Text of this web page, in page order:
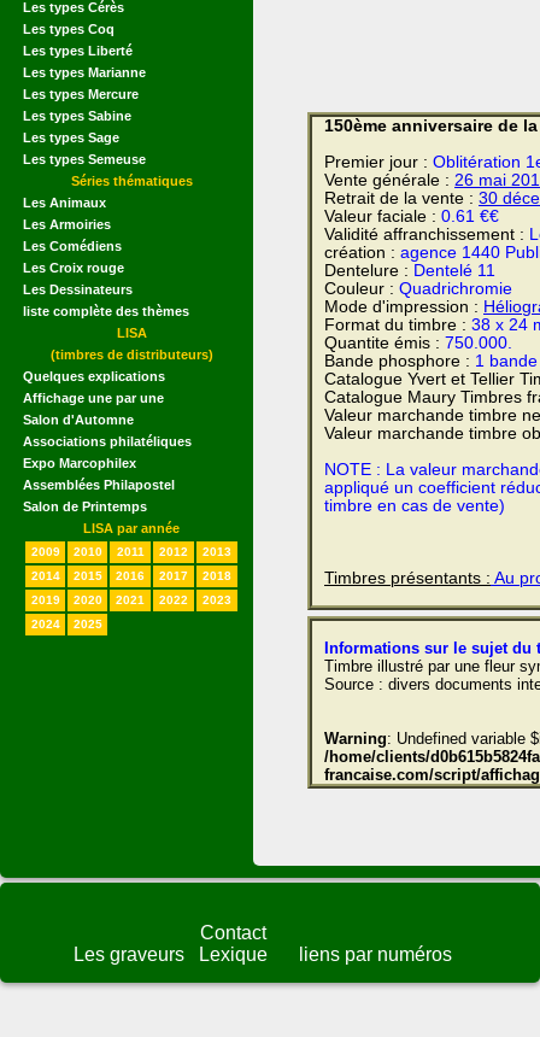
Les types Cérès
Les types Coq
Les types Liberté
Les types Marianne
Les types Mercure
Les types Sabine
Les types Sage
Les types Semeuse
Séries thématiques
Les Animaux
Les Armoiries
Les Comédiens
Les Croix rouge
Les Dessinateurs
liste complète des thèmes
LISA
(timbres de distributeurs)
Quelques explications
Affichage une par une
Salon d'Automne
Associations philatéliques
Expo Marcophilex
Assemblées Philapostel
Salon de Printemps
LISA par année
2009 2010 2011 2012
2013
2014
2015 2016 2017
2018
2019
2020 2021 2022
2023
2024
2025
150ème anniversaire de
Premier jour : Oblitération
Vente générale : 26 mai
Retrait de la vente : 30
Valeur faciale : 0.61 €€
Validité affranchissement :
création : agence 1440
Dentelure : Dentelé 11
Couleur : Quadrichromie
Mode d'impression :
Format du timbre : 38 x 24
Quantite émis : 750.000.
Bande phosphore : 1
Catalogue Yvert et Tellier
Catalogue Maury Timbres
Valeur marchande timbre
Valeur marchande timbre
NOTE : La valeur
appliqué un coefficient
timbre en cas de vente)
Timbres présentants : Au
Informations sur le sujet du
Timbre illustré par une fleur
Source : divers documents
Warning: Undefined variable
/home/clients/
francaise.com/script/
Les graveurs
Contact
Lexique
liens par numéros